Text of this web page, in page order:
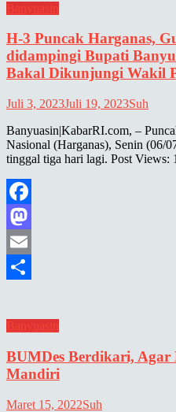
Banyuasin
H-3 Puncak Harganas,
didampingi Bupati
Bakal Dikunjungi Wakil
Juli 3, 2023Juli 19, 2023Suh
Banyuasin|KabarRI.com, –
Nasional (Harganas), Senin (06/
tinggal tiga hari lagi. Post Views:
Facebook
Mastodon
Email
Banyuasin
BUMDes Berdikari, Agar
Mandiri
Maret 15, 2022Suh